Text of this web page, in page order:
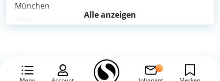
München
Leipzig
Alle anzeigen